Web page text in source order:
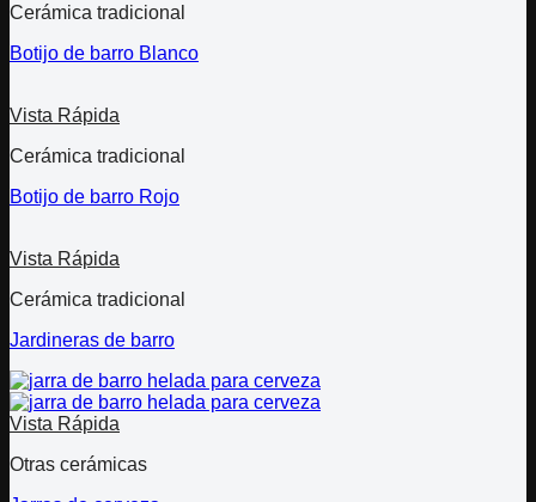
Cerámica tradicional
Botijo de barro Blanco
Vista Rápida
Cerámica tradicional
Botijo de barro Rojo
Vista Rápida
Cerámica tradicional
Jardineras de barro
Vista Rápida
Otras cerámicas